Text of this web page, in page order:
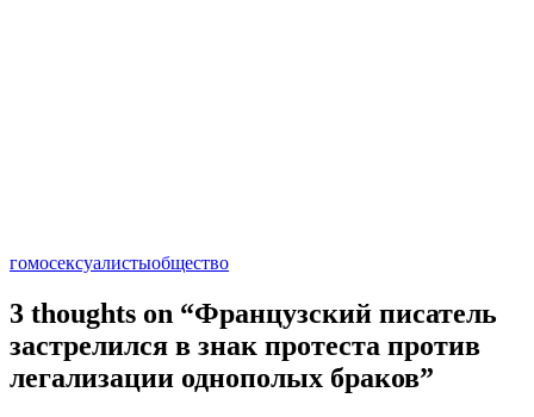
гомосексуалистыобщество
3 thoughts on “Французский писатель
застрелился в знак протеста против
легализации однополых браков”